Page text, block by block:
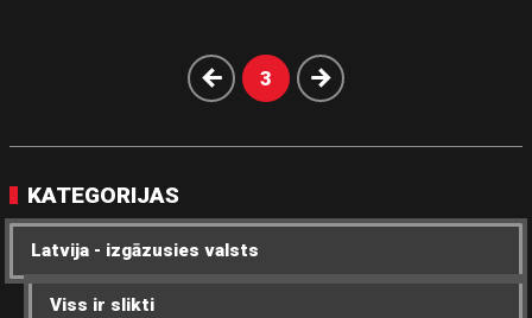
Atpakaļ
3 Nākošā
KATEGORIJAS
Latvija - izgāzusies valsts
Viss ir slikti